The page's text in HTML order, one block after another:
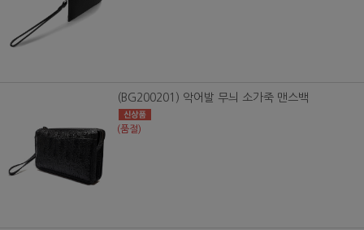
(BG200201) 악어발 무늬 소가죽 맨스백
(품절)